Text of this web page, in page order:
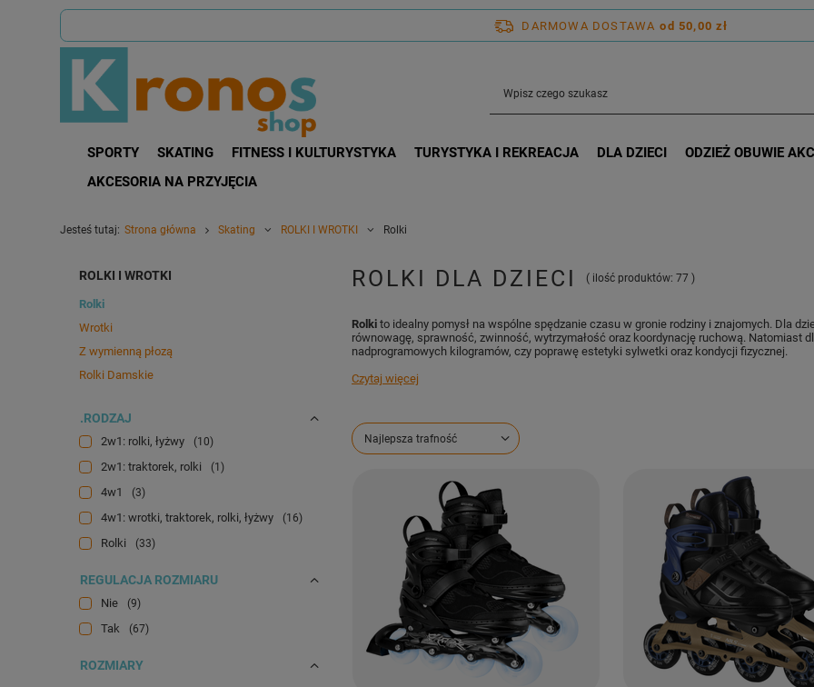
DARMOWA DOSTAWA od 50,00 zł
SPORTY SKATING FITNESS I KULTURYSTYKA TURYSTYKA I REKREACJA DLA DZIECI ODZIEŻ OBUWIE
AKCESORIA NA PRZYJĘCIA
Jesteś tutaj: Strona główna Skating ROLKI I WROTKI Rolki
ROLKI I WROTKI
Rolki
Wrotki
Z wymienną płozą
Rolki Damskie
.RODZAJ
2w1: rolki, łyżwy 10
2w1: traktorek, rolki 1
4w1 3
4w1: wrotki, traktorek, rolki, łyżwy 16
Rolki 33
REGULACJA ROZMIARU
Nie 9
Tak 67
ROZMIARY
ROLKI DLA DZIECI ( ilość produktów: 77 )
Rolki to idealny pomysł na wspólne spędzanie czasu w gronie rodziny i znajomych. Dla
równowagę, sprawność, zwinność, wytrzymałość oraz koordynację ruchową. Natomiast
nadprogramowych kilogramów, czy poprawę estetyki sylwetki oraz kondycji fizycznej.
Czytaj więcej
Zmień sortowanie
Najlepsza trafność